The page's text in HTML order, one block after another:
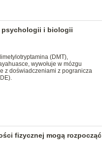
psychologii i biologii
(DMT),
wywołuje w mózgu
z doświadczeniami z pogranicza
fizycznej mogą rozpocząć